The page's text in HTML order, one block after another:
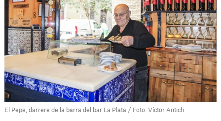
El Pepe, darrere de la barra del bar La Plata / Foto: Víctor Antich